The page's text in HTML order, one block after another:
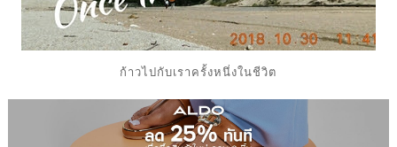
ก้าวไปกับเราครั้งหนึ่งในชีวิต